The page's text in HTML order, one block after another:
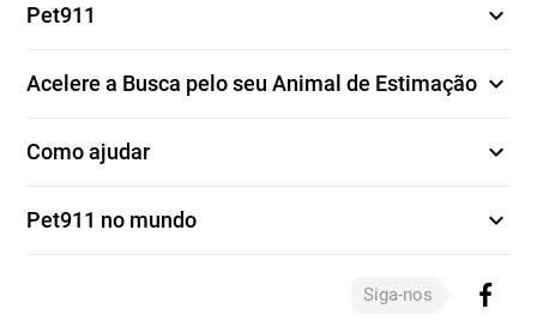
Pet911 expand_more
Acelere a Busca pelo seu Animal de Estimação expand_more
Como ajudar expand_more
Pet911 no mundo expand_more
Siga-nos